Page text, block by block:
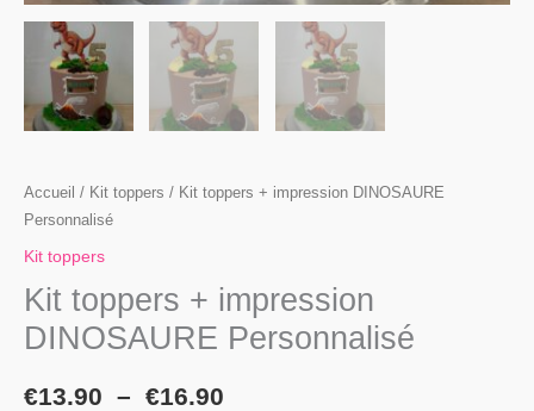
Accueil / Kit toppers / Kit toppers + impression DINOSAURE
Personnalisé
Kit toppers
Kit toppers + impression
DINOSAURE Personnalisé
€13.90 – €16.90